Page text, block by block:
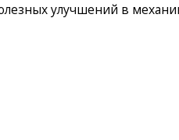
улучшений в